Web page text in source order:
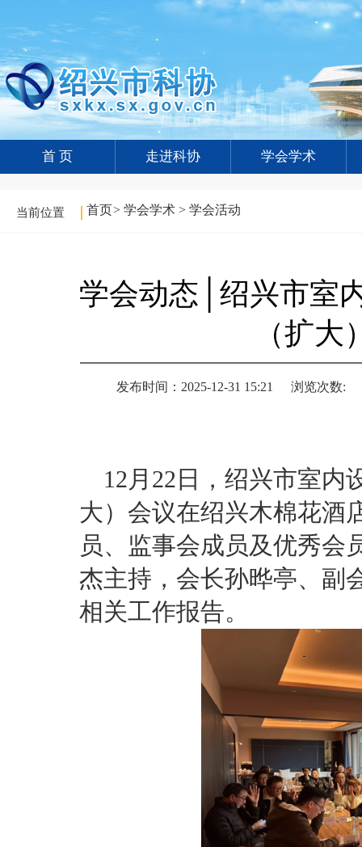
首 页 走进科协 学会学术
当前位置 首页> 学会学术 > 学会活动
学会动态│绍兴市室
（扩
发布时间：2025-12-31 15:21 浏览次数:
12月22日，绍兴市室内
大）会议在绍兴木棉花酒
员、监事会成员及优秀会
杰主持，会长孙晔亭、副
相关工作报告。